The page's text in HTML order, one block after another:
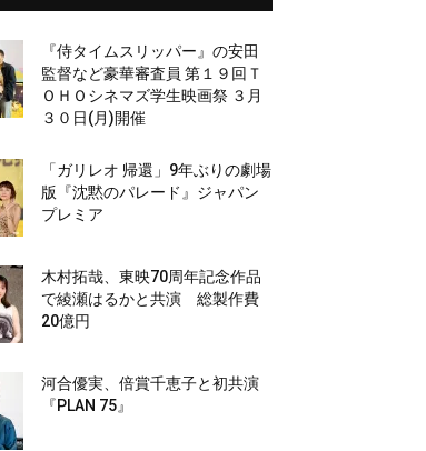
『侍タイムスリッパー』の安田
監督など豪華審査員 第１９回Ｔ
ＯＨＯシネマズ学生映画祭 ３月
３０日(月)開催
「ガリレオ 帰還」9年ぶりの劇場
版『沈黙のパレード』ジャパン
プレミア
木村拓哉、東映70周年記念作品
で綾瀬はるかと共演 総製作費
20億円
河合優実、倍賞千恵子と初共演
『PLAN 75』